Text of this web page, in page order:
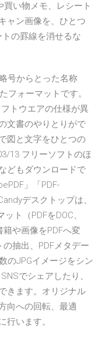
い物メモ、レシート
ャン画像を、ひとつ
の罫線を消せるな
号からとった名称
フォーマットです。
トウエアの仕様が異
文書のやりとりがで
図と文字をひとつの
13 フリーソフトのほ
どもダウンロードで
」「PDF-
デスクトップは、
ト（PDFをDOC、
籍や画像をPDFへ変
抽出、PDFメタデー
のJPGイメージをシン
でシェアしたり、
きます。オリジナル
向への回転、最適
行います。